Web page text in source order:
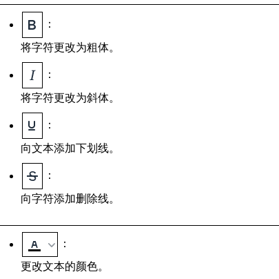
：
将字符更改为粗体。
：
将字符更改为斜体。
：
向文本添加下划线。
：
向字符添加删除线。
：
更改文本的颜色。